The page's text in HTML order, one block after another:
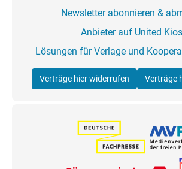
Newsletter abonnieren &
Anbieter auf United
Lösungen für Verlage und
Verträge hier widerrufen Verträge